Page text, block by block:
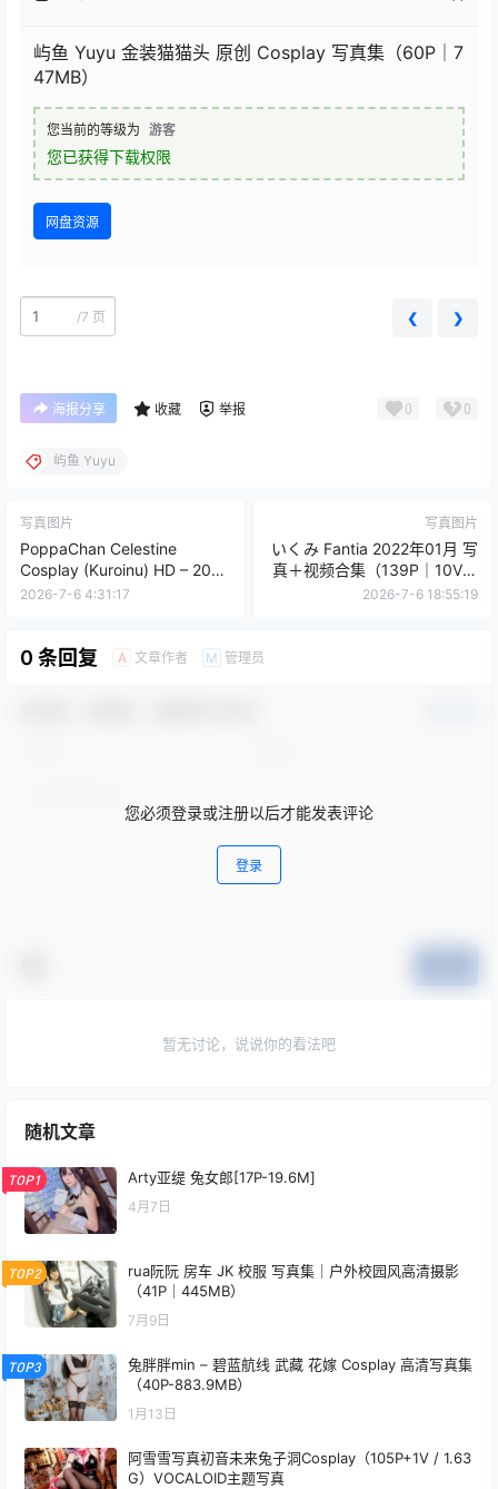
屿鱼 Yuyu 金装猫猫头 原创 Cosplay 写真集（60P｜7
47MB）
您当前的等级为 游客
您已获得下载权限
网盘资源
/7 页 ❮ ❯
海报分享 收藏 举报 0 0
屿鱼 Yuyu
写真图片
PoppaChan Celestine
Cosplay (Kuroinu) HD – 20
Photos 68MB
2026-7-6 4:31:17
写真图片
いくみ Fantia 2022年01月 写
真＋视频合集（139P｜10V｜
1.21GB）
2026-7-6 18:55:19
0 条回复 A 文章作者 M 管理员
您必须登录或注册以后才能发表评论
登录
暂无讨论，说说你的看法吧
随机文章
TOP1 Arty亚缇 兔女郎[17P-19.6M]
4月7日
TOP2
rua阮阮 房车 JK 校服 写真集｜户外校园风高清摄影
（41P｜445MB）
7月9日
TOP3
兔胖胖min – 碧蓝航线 武藏 花嫁 Cosplay 高清写真集
（40P-883.9MB）
1月13日
阿雪雪写真初音未来兔子洞Cosplay（105P+1V / 1.63
G）VOCALOID主题写真